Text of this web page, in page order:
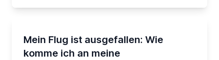
Mein Flug ist ausgefallen: Wie
komme ich an meine